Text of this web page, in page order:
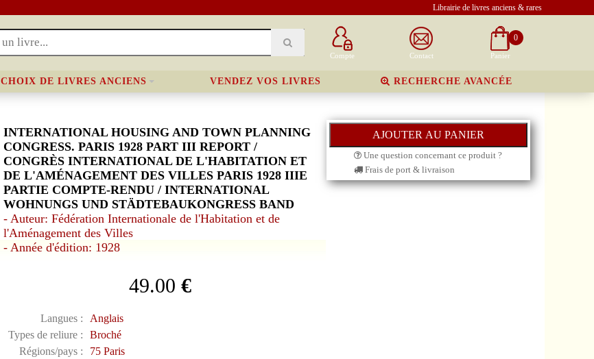
Librairie de livres anciens & rares
Compte Contact
0
Panier
CHOIX DE LIVRES ANCIENS VENDEZ VOS LIVRES RECHERCHE AVANCÉE
INTERNATIONAL HOUSING AND TOWN PLANNING
CONGRESS. PARIS 1928 PART III REPORT /
CONGRÈS INTERNATIONAL DE L'HABITATION ET
DE L'AMÉNAGEMENT DES VILLES PARIS 1928 IIIE
PARTIE COMPTE-RENDU / INTERNATIONAL
WOHNUNGS UND STÄDTEBAUKONGRESS BAND
- Auteur: Fédération Internationale de l'Habitation et de
l'Aménagement des Villes
- Année d'édition: 1928
49.00 €
Langues :
Anglais
Types de reliure :
Broché
Régions/pays :
75 Paris
Une question concernant ce produit ?
Frais de port & livraison